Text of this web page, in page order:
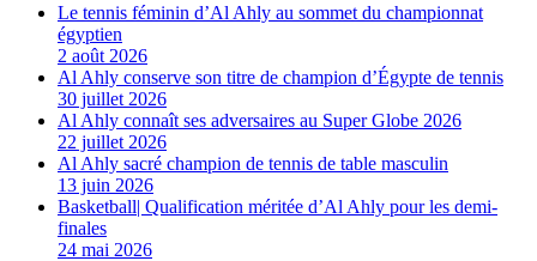
Le tennis féminin d’Al Ahly au sommet du championnat
égyptien
2 août 2026
Al Ahly conserve son titre de champion d’Égypte de tennis
30 juillet 2026
Al Ahly connaît ses adversaires au Super Globe 2026
22 juillet 2026
Al Ahly sacré champion de tennis de table masculin
13 juin 2026
Basketball| Qualification méritée d’Al Ahly pour les demi-
finales
24 mai 2026